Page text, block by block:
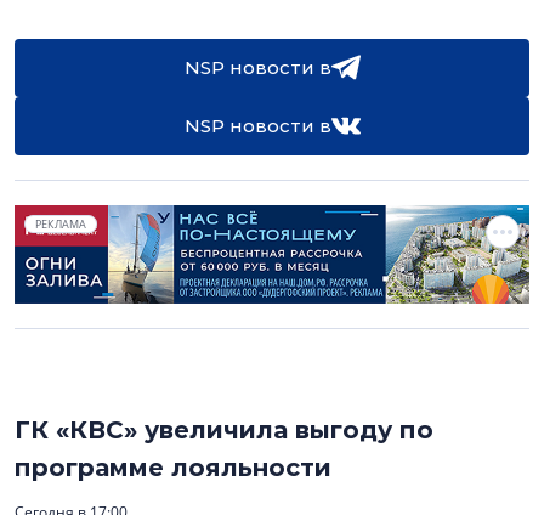
NSP новости в
NSP новости в
РЕКЛАМА
ГК «КВС» увеличила выгоду по
программе лояльности